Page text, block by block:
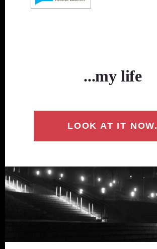
...my life
LOOK AT IT NOW.